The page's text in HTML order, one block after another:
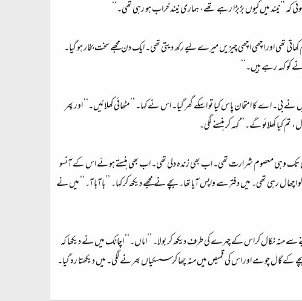
کہ ’’نیند میں کیوں بڑبڑا رہے تھے، ہماری نیند خراب ہو رہی تھی۔‘‘
کم کھاتی تھی اور اچھی اچھی چیزیں میرے لیے رکھ دیتی تھی۔ ایک دن مجھے سخت بخار ہو گیا۔
کو کہہ رہے ہیں۔‘‘
اے کا امتحان پاس کیا تو اسکے گھر گیا۔ اس نے کہا۔ ’’مٹھائی کھلائیں۔‘‘ اور پھر
تم کیا کھلائو گے۔‘‘ کہہ کر ہنسنے لگی۔
میں ابھی تک وہی معصوم شرارت تھی۔ اب بھی زندہ دلی تھی۔ اب بھی ہنستے ہوئے اس کے آنسو
رہی تھی۔ میں دفتر سے واپس آیا تھا۔ بچے نے مجھے دیکھ کر کہا۔ ’’باآباآ۔‘‘ میں نے
سے منہ نکال کراس کے چہرے کی طرف دیکھ کر بولا۔ ’’اماں۔‘‘ اچانک میں نے دیکھا کہ
کے گال چومے اور اس کی قمیص میں منہ چھا کر سسکیاں بھرنے لگی۔ میں دیکھتا رہ گیا۔